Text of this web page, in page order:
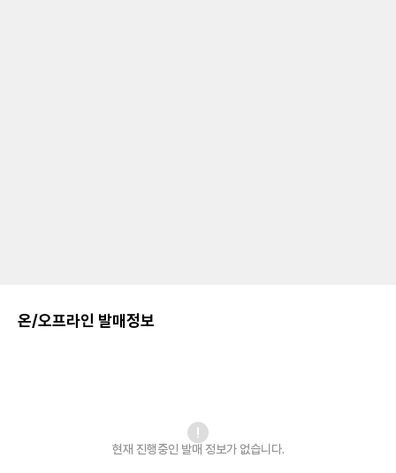
온/오프라인 발매정보
현재 진행중인 발매 정보가 없습니다.